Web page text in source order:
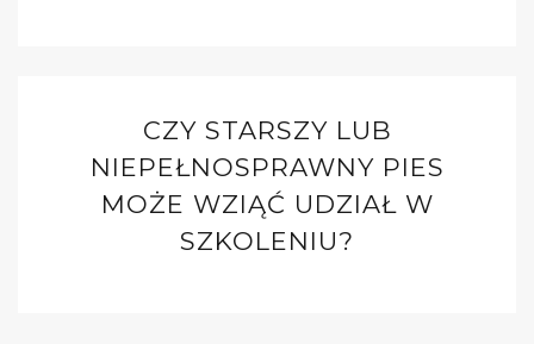
CZY STARSZY LUB
NIEPEŁNOSPRAWNY PIES
MOŻE WZIĄĆ UDZIAŁ W
SZKOLENIU?